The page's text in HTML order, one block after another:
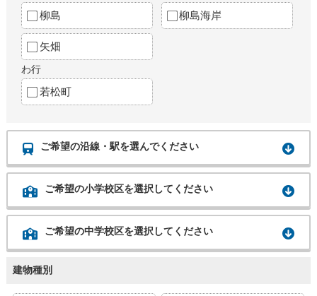
柳島 柳島海岸
矢畑
わ行
若松町
ご希望の沿線・駅を選んでください
ご希望の小学校区を選択してください
ご希望の中学校区を選択してください
建物種別